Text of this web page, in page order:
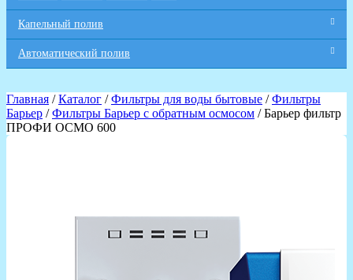
Капельный полив
Автоматический полив
Главная /Каталог /Фильтры для воды бытовые /Фильтры
Барьер /Фильтры Барьер с обратным осмосом / Барьер фильтр
ПРОФИ ОСМО 600